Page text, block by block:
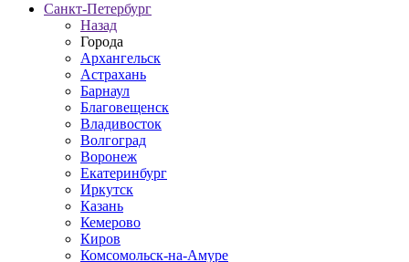
Санкт-Петербург
Назад
Города
Архангельск
Астрахань
Барнаул
Благовещенск
Владивосток
Волгоград
Воронеж
Екатеринбург
Иркутск
Казань
Кемерово
Киров
Комсомольск-на-Амуре